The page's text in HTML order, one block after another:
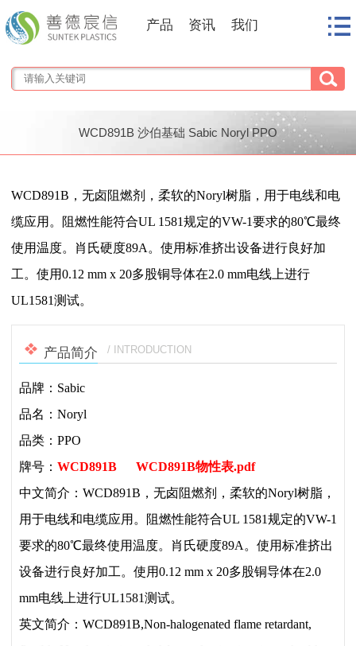
产品 资讯 我们
WCD891B 沙伯基础 Sabic Noryl PPO
1/1
WCD891B，无卤阻燃剂，柔软的Noryl树脂，用于电线和电
缆应用。阻燃性能符合UL 1581规定的VW-1要求的80℃最终
使用温度。肖氏硬度89A。使用标准挤出设备进行良好加
工。使用0.12 mm x 20多股铜导体在2.0 mm电线上进行
UL1581测试。
产品简介 / INTRODUCTION
品牌：Sabic
品名：Noryl
品类：PPO
牌号： WCD891B
WCD891B物性表.pdf
中文简介：WCD891B，无卤阻燃剂，柔软的Noryl树脂，
用于电线和电缆应用。阻燃性能符合UL 1581规定的VW-1
要求的80℃最终使用温度。肖氏硬度89A。使用标准挤出
设备进行良好加工。使用0.12 mm x 20多股铜导体在2.0
mm电线上进行UL1581测试。
英文简介：WCD891B,Non-halogenated flame retardant,